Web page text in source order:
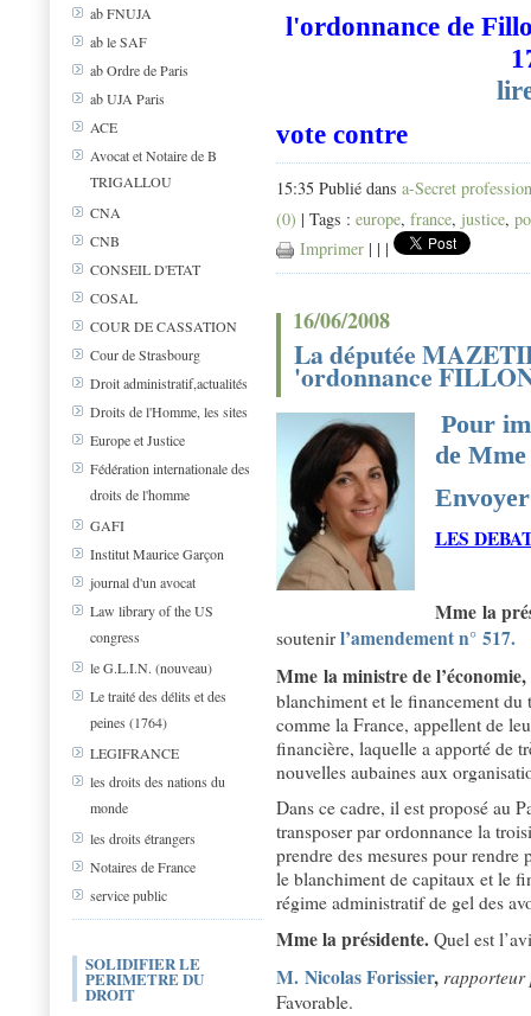
ab FNUJA
ab le SAF
ab Ordre de Paris
ab UJA Paris
ACE
Avocat et Notaire de B
TRIGALLOU
CNA
CNB
CONSEIL D'ETAT
COSAL
COUR DE CASSATION
Cour de Strasbourg
Droit administratif,actualités
Droits de l'Homme, les sites
Europe et Justice
Fédération internationale des
droits de l'homme
GAFI
Institut Maurice Garçon
journal d'un avocat
Law library of the US
congress
le G.L.I.N. (nouveau)
Le traité des délits et des
peines (1764)
LEGIFRANCE
les droits des nations du
monde
les droits étrangers
Notaires de France
service public
SOLIDIFIER LE
PERIMETRE DU
DROIT
l'ordonnance de
vote contre
15:35 Publié dans a-Secret
(0) | Tags : europe, france, justice,
Imprimer | | |
16/06/2008
La députée
'ordonnance
Pour
de
LES
Mme la
soutenir l’amendement n° 517.
Mme la ministre de
blanchiment et le financement
comme la France, appellent de
financière, laquelle a apporté de
nouvelles aubaines aux
Dans ce cadre, il est proposé au
transposer par ordonnance la
prendre des mesures pour
le blanchiment de capitaux et le
régime administratif de gel des
Mme la présidente. Quel est
M. Nicolas Forissier,rapporteur
Favorable.